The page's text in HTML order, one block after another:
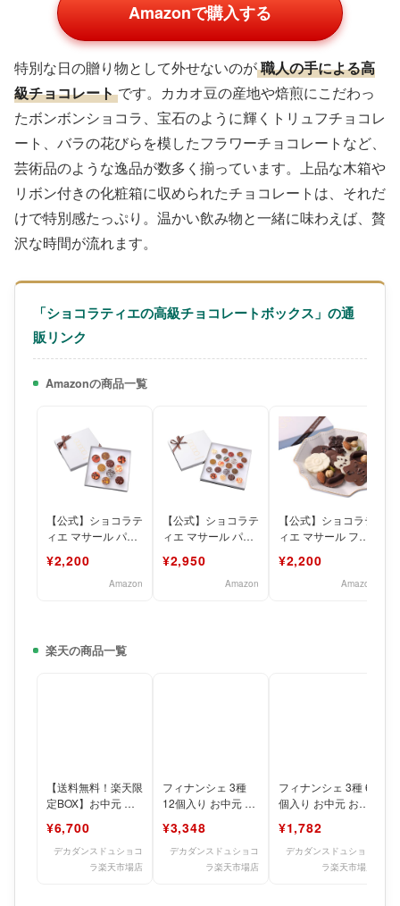
Amazonで購入する
特別な日の贈り物として外せないのが職人の手による高
級チョコレート です。カカオ豆の産地や焙煎にこだわっ
たボンボンショコラ、宝石のように輝くトリュフチョコレ
ート、バラの花びらを模したフラワーチョコレートなど、
芸術品のような逸品が数多く揃っています。上品な木箱や
リボン付きの化粧箱に収められたチョコレートは、それだ
けで特別感たっぷり。温かい飲み物と一緒に味わえば、贅
沢な時間が流れます。
「ショコラティエの高級チョコレートボックス」の通
販リンク
Amazonの商品一覧
【公式】ショコラテ
ィエ マサール パレ
入｜北海道発 高級
¥2,200
Amazon
【公式】ショコラテ
ィエ マサール パレ
入｜北海道発 高級
¥2,950
Amazon
【公式】ショコラテ
ィエ マサール フル
｜北海道発 高級チ
¥2,200
Amazon
楽天の商品一覧
【送料無料！楽天限
定BOX】お中元 お
おしゃれ 夏ギフト
¥6,700
デカダンスドュショコ
ラ楽天市場店
フィナンシェ 3種
12個入り お中元 お
おしゃれ 夏ギフ
¥3,348
デカダンスドュショコ
ラ楽天市場店
フィナンシェ 3種 6
個入り お中元 お菓
しゃれ 夏ギフト
¥1,782
デカダンスドュショコ
ラ楽天市場店